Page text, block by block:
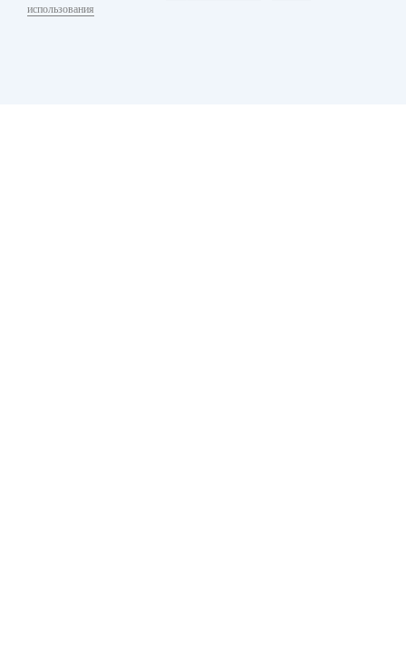
использования